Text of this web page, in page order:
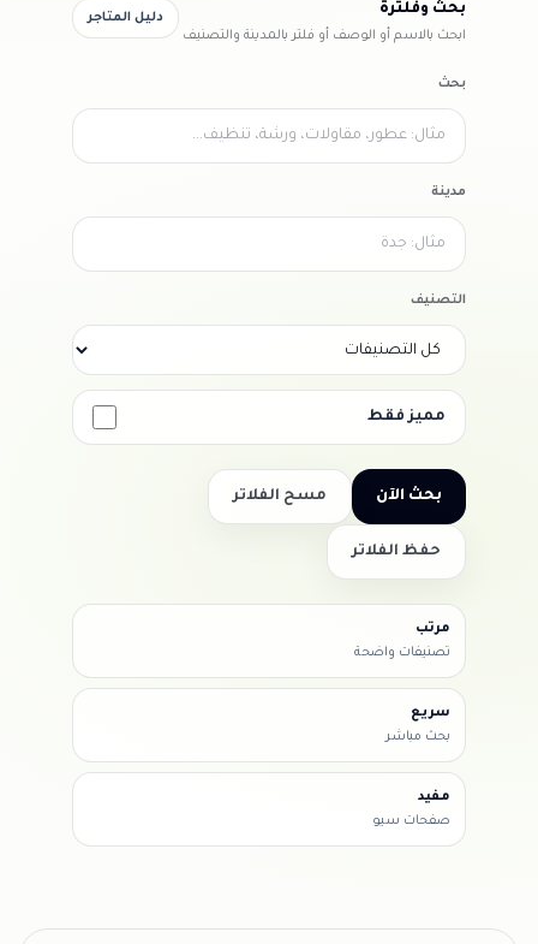
بحث وفلترة
ابحث بالاسم أو الوصف أو فلتر بالمدينة والتصنيف
دليل المتاجر
بحث
مدينة
التصنيف
مميز فقط
بحث الآن مسح الفلاتر
حفظ الفلاتر
مرتب
تصنيفات واضحة
سريع
بحث مباشر
مفيد
صفحات سيو